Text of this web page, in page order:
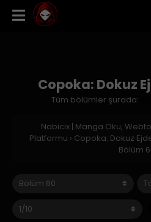
Copoka: Dokuz
Tüm bölümler şurada:
Nabicix | Manga Oku,
Platformu › Copoka: Dokuz
Bölüm